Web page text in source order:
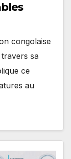
congolaise
sa
ce
au